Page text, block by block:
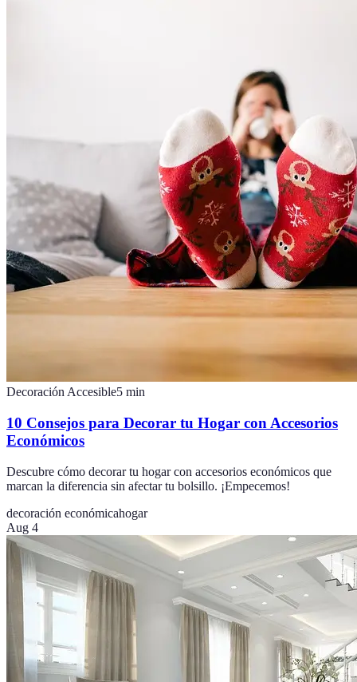
Decoración Accesible5 min
10 Consejos para Decorar tu Hogar con Accesorios
Económicos
Descubre cómo decorar tu hogar con accesorios económicos que
marcan la diferencia sin afectar tu bolsillo. ¡Empecemos!
decoración económicahogar
Aug 4